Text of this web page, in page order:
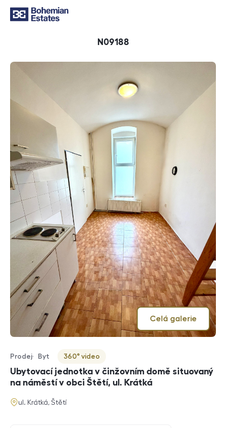
ID
N09188
Celá galerie
Typ nabídky
Prodej
Typ nemovitosti
Byt
Virtuální prohlídka
360° video
Ubytovací jednotka v činžovním domě situovaný
na náměstí v obci Štětí, ul. Krátká
adresa
ul. Krátká, Štětí